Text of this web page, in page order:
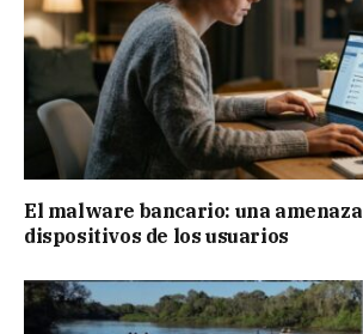
El malware bancario: una
dispositivos de los usuarios